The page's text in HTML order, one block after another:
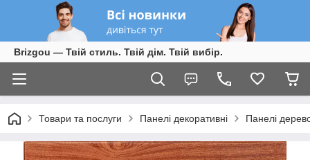
Brizgou — Твій стиль. Твій дім. Твій вибір.
Товари та послуги Панелі декоративні Панелі